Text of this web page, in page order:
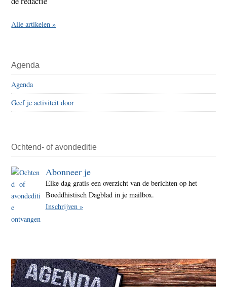
Alle artikelen »
Agenda
Agenda
Geef je activiteit door
Ochtend- of avondeditie
Abonneer je
Elke dag gratis een overzicht van de berichten op het
Boeddhistisch Dagblad in je mailbox.
Inschrijven »